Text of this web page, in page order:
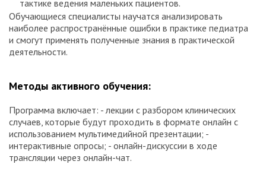
тактике ведения маленьких пациентов.
Обучающиеся специалисты научатся анализировать
наиболее распространённые ошибки в практике педиатра
и смогут применять полученные знания в практической
деятельности.
Методы активного обучения:
Программа включает: - лекции с разбором клинических
случаев, которые будут проходить в формате онлайн с
использованием мультимедийной презентации; -
интерактивные опросы; - онлайн-дискуссии в ходе
трансляции через онлайн-чат.